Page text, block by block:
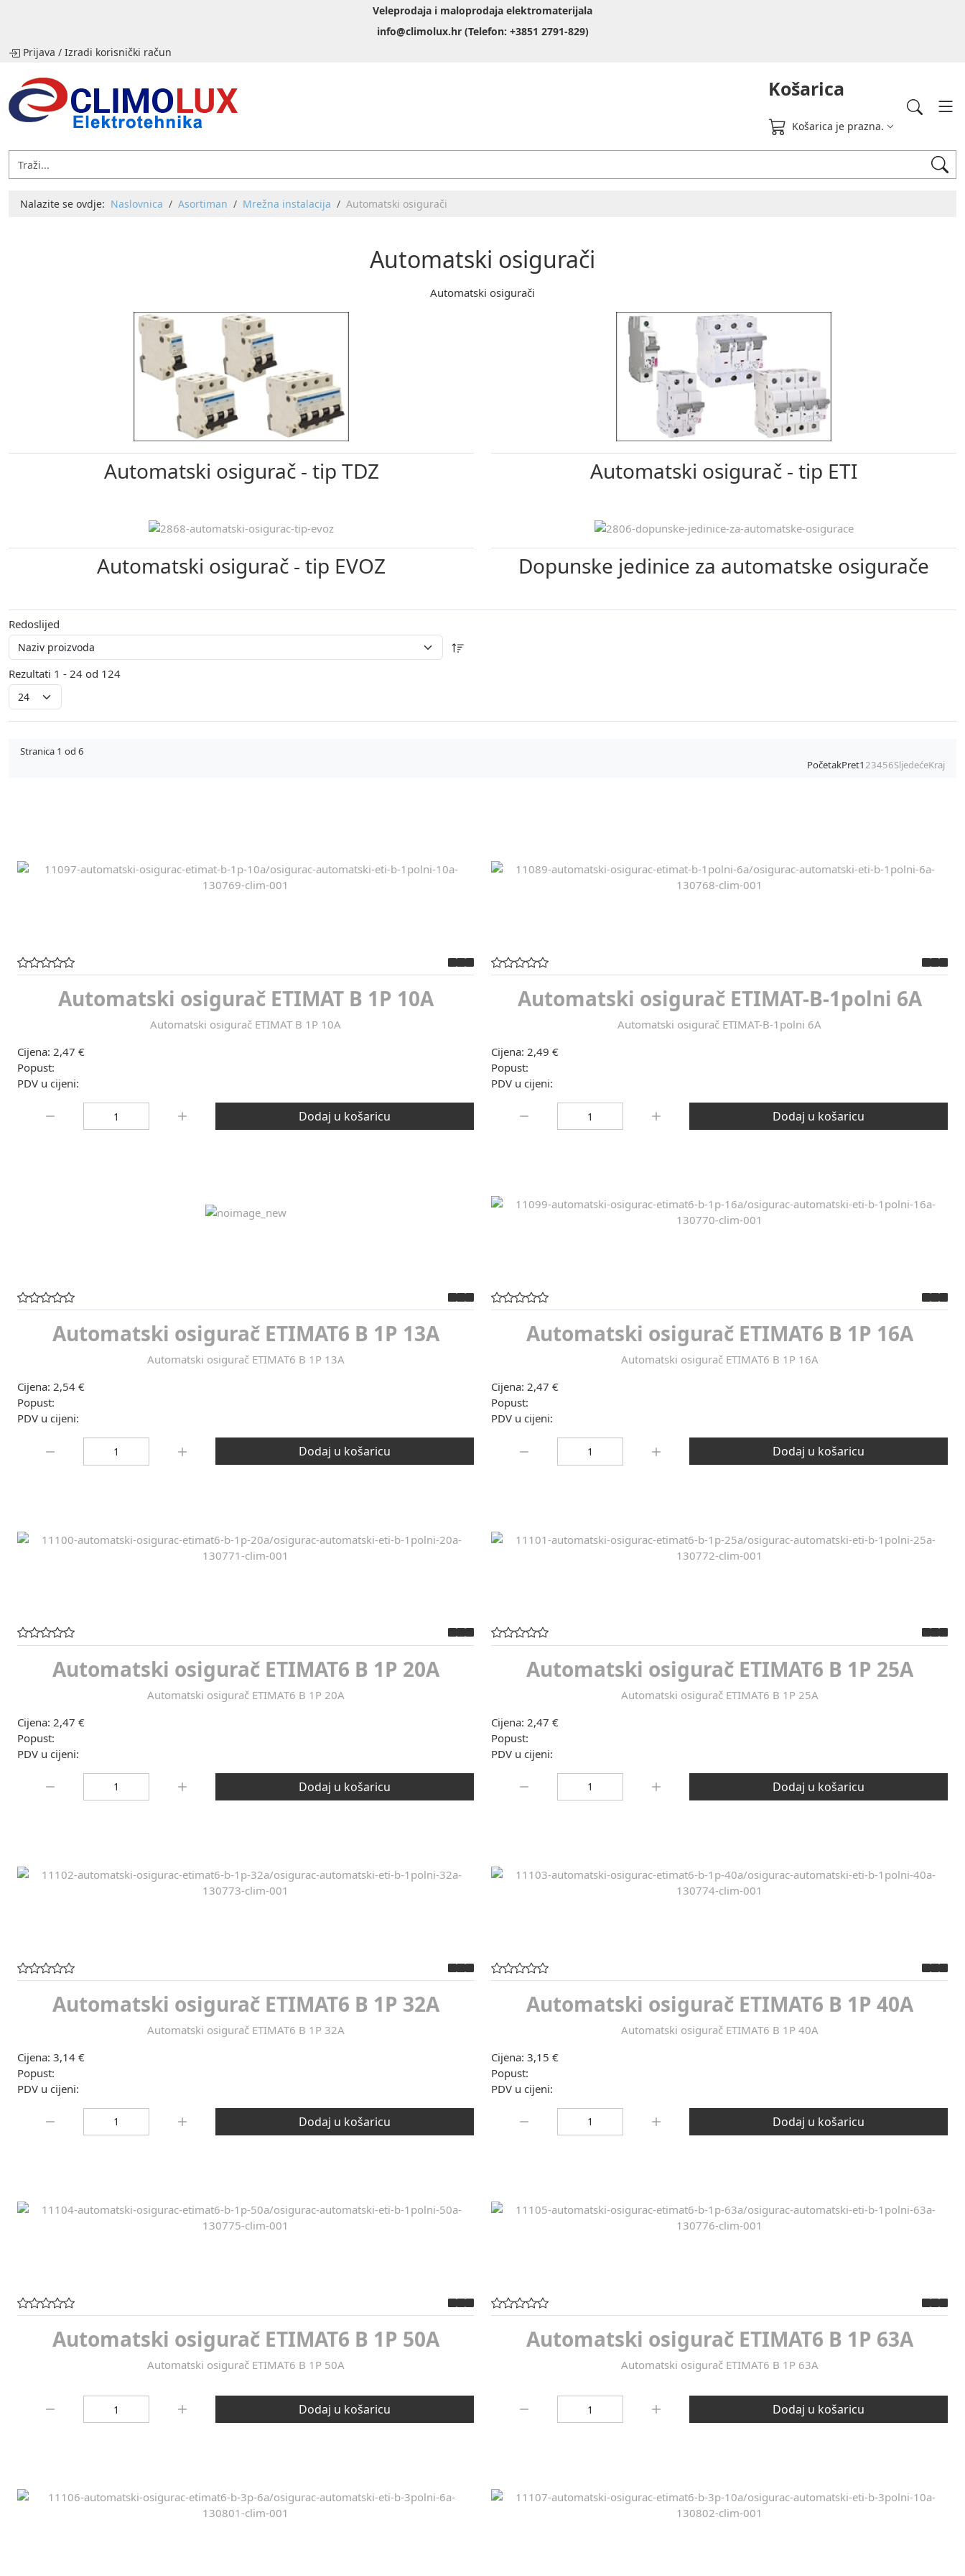
Veleprodaja i maloprodaja elektromaterijala
info@climolux.hr (Telefon: +3851 2791-829)
Prijava / Izradi korisnički račun
Košarica
Košarica je prazna.
Nalazite se ovdje: Naslovnica Asortiman Mrežna instalacija Automatski osigurači
Automatski osigurači
Automatski osigurači
Automatski osigurač - tip TDZ Automatski osigurač - tip ETI
Automatski osigurač - tip EVOZ Dopunske jedinice za automatske osigurače
Redoslijed
Rezultati 1 - 24 od 124
Stranica 1 od 6
PočetakPret123456SljedećeKraj
Automatski osigurač ETIMAT B 1P 10A
Automatski osigurač ETIMAT B 1P 10A
Cijena: 2,47 €
Popust:
PDV u cijeni:
Dodaj u košaricu
Automatski osigurač ETIMAT-B-1polni 6A
Automatski osigurač ETIMAT-B-1polni 6A
Cijena: 2,49 €
Popust:
PDV u cijeni:
Dodaj u košaricu
Automatski osigurač ETIMAT6 B 1P 13A
Automatski osigurač ETIMAT6 B 1P 13A
Cijena: 2,54 €
Popust:
PDV u cijeni:
Dodaj u košaricu
Automatski osigurač ETIMAT6 B 1P 16A
Automatski osigurač ETIMAT6 B 1P 16A
Cijena: 2,47 €
Popust:
PDV u cijeni:
Dodaj u košaricu
Automatski osigurač ETIMAT6 B 1P 20A
Automatski osigurač ETIMAT6 B 1P 20A
Cijena: 2,47 €
Popust:
PDV u cijeni:
Dodaj u košaricu
Automatski osigurač ETIMAT6 B 1P 25A
Automatski osigurač ETIMAT6 B 1P 25A
Cijena: 2,47 €
Popust:
PDV u cijeni:
Dodaj u košaricu
Automatski osigurač ETIMAT6 B 1P 32A
Automatski osigurač ETIMAT6 B 1P 32A
Cijena: 3,14 €
Popust:
PDV u cijeni:
Dodaj u košaricu
Automatski osigurač ETIMAT6 B 1P 40A
Automatski osigurač ETIMAT6 B 1P 40A
Cijena: 3,15 €
Popust:
PDV u cijeni:
Dodaj u košaricu
Automatski osigurač ETIMAT6 B 1P 50A
Automatski osigurač ETIMAT6 B 1P 50A
Dodaj u košaricu
Automatski osigurač ETIMAT6 B 1P 63A
Automatski osigurač ETIMAT6 B 1P 63A
Dodaj u košaricu